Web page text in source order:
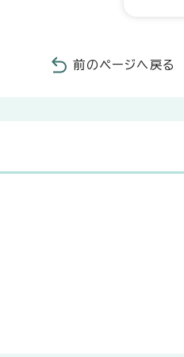
前のページへ戻る